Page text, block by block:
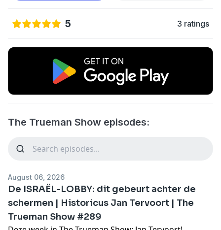
5 3 ratings
The Trueman Show episodes:
August 06, 2026
De ISRAËL-LOBBY: dit gebeurt achter de
schermen | Historicus Jan Tervoort | The
Trueman Show #289